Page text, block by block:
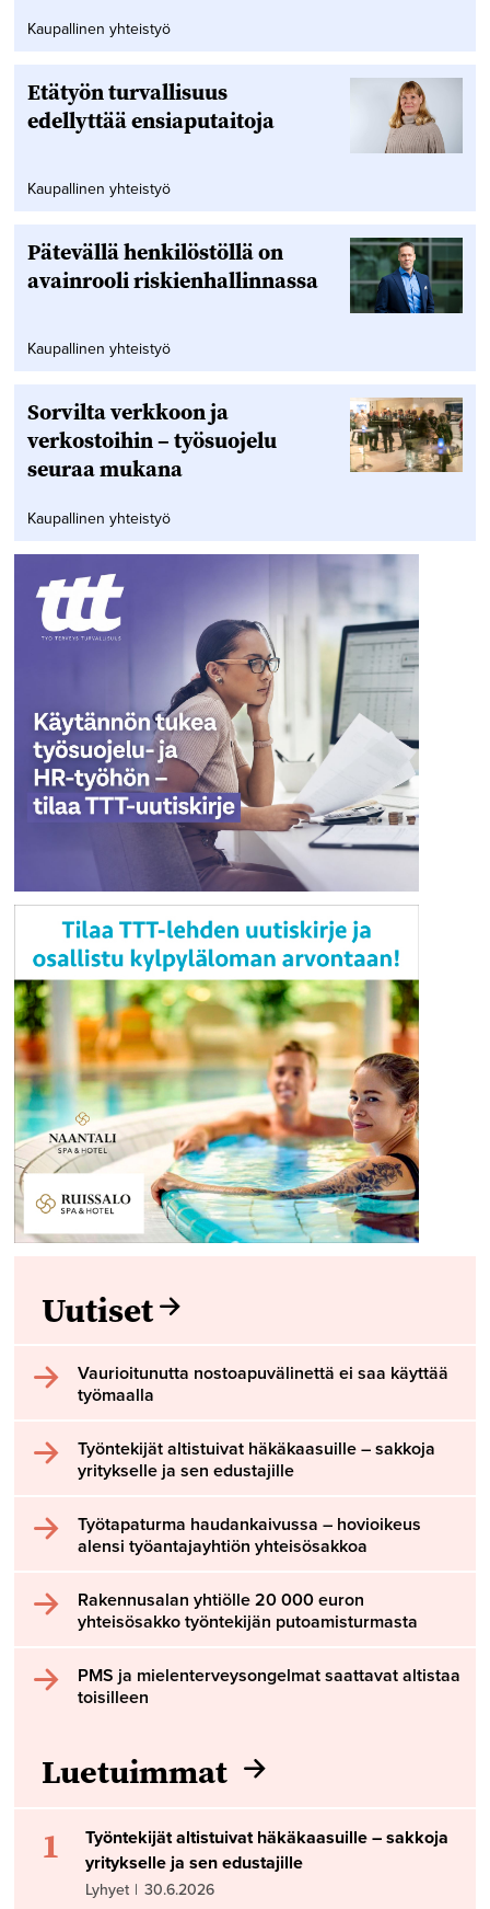
Kaupallinen yhteistyö
Etätyön turvallisuus
edellyttää ensiaputaitoja
Kaupallinen yhteistyö
Pätevällä henkilöstöllä on
avainrooli riskienhallinnassa
Kaupallinen yhteistyö
Sorvilta verkkoon ja
verkostoihin – työsuojelu
seuraa mukana
Kaupallinen yhteistyö
Uutiset
Vaurioitunutta nostoapuvälinettä ei saa käyttää
työmaalla
Työntekijät altistuivat häkäkaasuille – sakkoja
yritykselle ja sen edustajille
Työtapaturma haudankaivussa – hovioikeus
alensi työantajayhtiön yhteisösakkoa
Rakennusalan yhtiölle 20 000 euron
yhteisösakko työntekijän putoamisturmasta
PMS ja mielenterveysongelmat saattavat altistaa
toisilleen
Luetuimmat
1
Työntekijät altistuivat häkäkaasuille – sakkoja
yritykselle ja sen edustajille
Lyhyet | 30.6.2026